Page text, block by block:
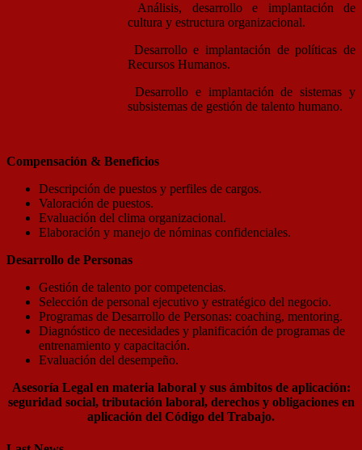
Análisis, desarrollo e implantación de
cultura y estructura organizacional.
Desarrollo e implantación de políticas de
Recursos Humanos.
Desarrollo e implantación de sistemas y
subsistemas de gestión de talento humano.
Compensación & Beneficios
Descripción de puestos y perfiles de cargos.
Valoración de puestos.
Evaluación del clima organizacional.
Elaboración y manejo de nóminas confidenciales.
Desarrollo de Personas
Gestión de talento por competencias.
Selección de personal ejecutivo y estratégico del negocio.
Programas de Desarrollo de Personas: coaching, mentoring.
Diagnóstico de necesidades y planificación de programas de
entrenamiento y capacitación.
Evaluación del desempeño.
Asesoría Legal en materia laboral y sus ámbitos de aplicación:
seguridad social, tributación laboral, derechos y obligaciones en
aplicación del Código del Trabajo.